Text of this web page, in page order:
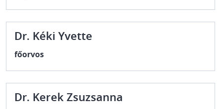
Dr. Kéki Yvette
főorvos
Dr. Kerek Zsuzsanna